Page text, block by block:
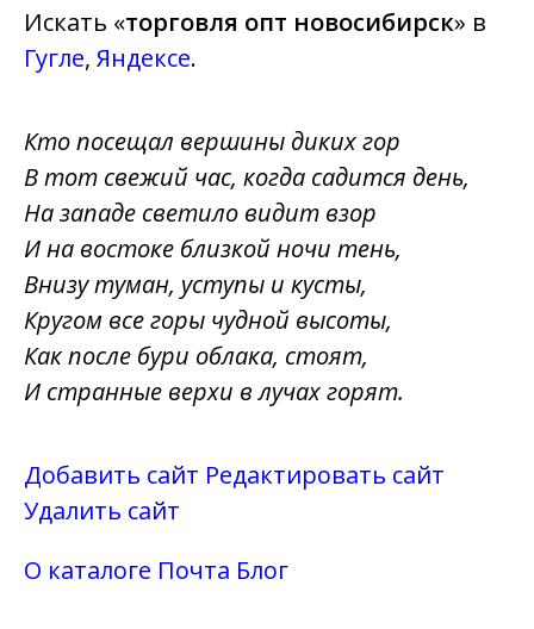
Искать «торговля опт новосибирск» в
Гугле, Яндексе.
Кто посещал вершины диких гор
В тот свежий час, когда садится день,
На западе светило видит взор
И на востоке близкой ночи тень,
Внизу туман, уступы и кусты,
Кругом все горы чудной высоты,
Как после бури облака, стоят,
И странные верхи в лучах горят.
Добавить сайт Редактировать сайт
Удалить сайт
О каталоге Почта Блог